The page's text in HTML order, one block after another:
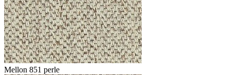
Mellon 851 perle